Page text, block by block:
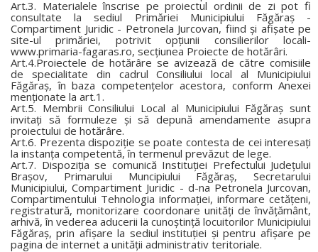
Art.3. Materialele înscrise pe proiectul ordinii de zi pot fi
consultate la sediul Primăriei Municipiului Făgăraș -
Compartiment Juridic - Petronela Jurcovan, fiind și afișate pe
site-ul primăriei, potrivit opțiunii consilierilor locali-
www.primaria-fagaras.ro, secțiunea Proiecte de hotărâri.
Art.4.Proiectele de hotărâre se avizează de către comisiile
de specialitate din cadrul Consiliului local al Municipiului
Făgăraș, în baza competențelor acestora, conform Anexei
menționate la art.1.
Art.5. Membrii Consiliului Local al Municipiului Făgăraș sunt
invitați să formuleze și să depună amendamente asupra
proiectului de hotărâre.
Art.6. Prezenta dispoziție se poate contesta de cei interesați
la instanța competentă, în termenul prevăzut de lege.
Art.7. Dispoziția se comunică Instituției Prefectului Județului
Brașov, Primarului Muncipiului Făgăraș, Secretarului
Municipiului, Compartiment Juridic - d-na Petronela Jurcovan,
Compartimentului Tehnologia informației, informare cetățeni,
registratură, monitorizare coordonare unități de învățământ,
arhivă, în vederea aducerii la cunoștință locuitorilor Municipiului
Făgăraș, prin afișare la sediul instituției și pentru afișare pe
pagina de internet a unității administrativ teritoriale.